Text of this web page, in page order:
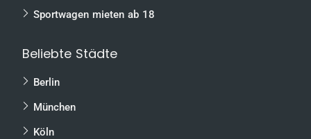
Sportwagen mieten ab 18
Beliebte Städte
Berlin
München
Köln